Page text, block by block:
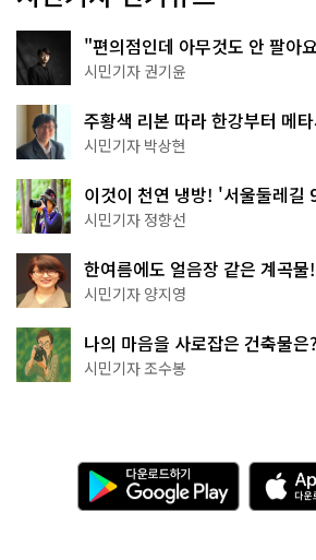
"편의점인데 아무것도 안 팔아
한 편의점의 정체
시민기자 권기윤
주황색 리본 따라 한강부터 메
서울둘레길 15코스
시민기자 박상현
이것이 천연 냉방! '서울둘레길
나볼까
시민기자 정향선
한여름에도 얼음장 같은 계곡
천국이네~
시민기자 양지영
나의 마음을 사로잡은 건축물
상작 공개!
시민기자 조수봉
다
운
로